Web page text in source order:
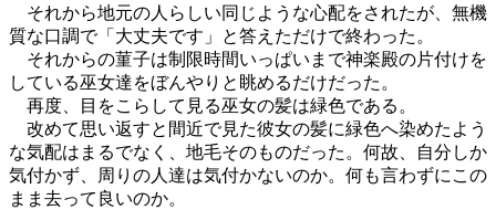
それから地元の人らしい同じような心配をされたが、無機
質な口調で「大丈夫です」と答えただけで終わった。
それからの菫子は制限時間いっぱいまで神楽殿の片付けを
している巫女達をぼんやりと眺めるだけだった。
再度、目をこらして見る巫女の髪は緑色である。
改めて思い返すと間近で見た彼女の髪に緑色へ染めたよう
な気配はまるでなく、地毛そのものだった。何故、自分しか
気付かず、周りの人達は気付かないのか。何も言わずにこの
まま去って良いのか。